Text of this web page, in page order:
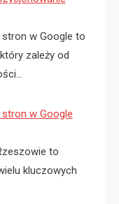
w Google to
zależy od
w Google
to
kluczowych